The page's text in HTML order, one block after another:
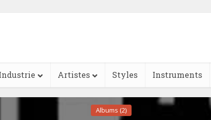
Artistes Styles Instruments
Albums (2)